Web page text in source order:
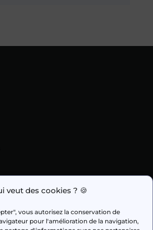
veut des cookies ? 🍪
vous autorisez la conservation de
pour l'amélioration de la navigation,